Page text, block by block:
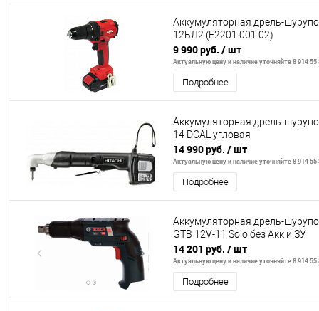
Аккумуляторная дрель-
12БЛ2 (Е2201.001.02)
9 990 руб. / шт
Актуальную цену и наличие уточняйте 8 914 55
Подробнее
Аккумуляторная дрель-
14 DCAL угловая
14 990 руб. / шт
Актуальную цену и наличие уточняйте 8 914 55
Подробнее
Аккумуляторная дрель-
GTB 12V-11 Solo без Акк и ЗУ
14 201 руб. / шт
Актуальную цену и наличие уточняйте 8 914 55
Подробнее